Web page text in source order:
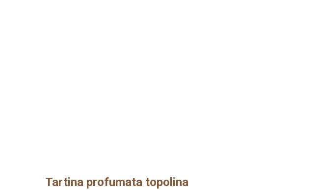
Tartina profumata topolina